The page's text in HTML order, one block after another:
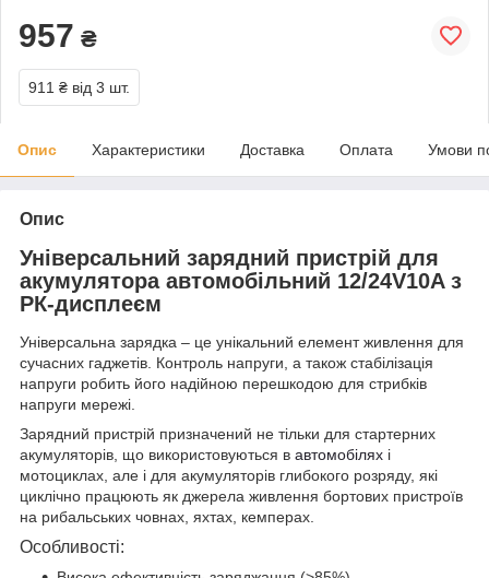
957 ₴
911 ₴ від 3 шт.
Опис Характеристики Доставка Оплата Умови
Опис
Універсальний зарядний пристрій для
акумулятора автомобільний 12/24V10A з
РК-дисплеєм
Універсальна зарядка – це унікальний елемент живлення для
сучасних гаджетів. Контроль напруги, а також стабілізація
напруги робить його надійною перешкодою для стрибків
напруги мережі.
Зарядний пристрій призначений не тільки для стартерних
акумуляторів, що використовуються в автомобілях і
мотоциклах, але і для акумуляторів глибокого розряду, які
циклічно працюють як джерела живлення бортових пристроїв
на рибальських човнах, яхтах, кемперах.
Особливості: